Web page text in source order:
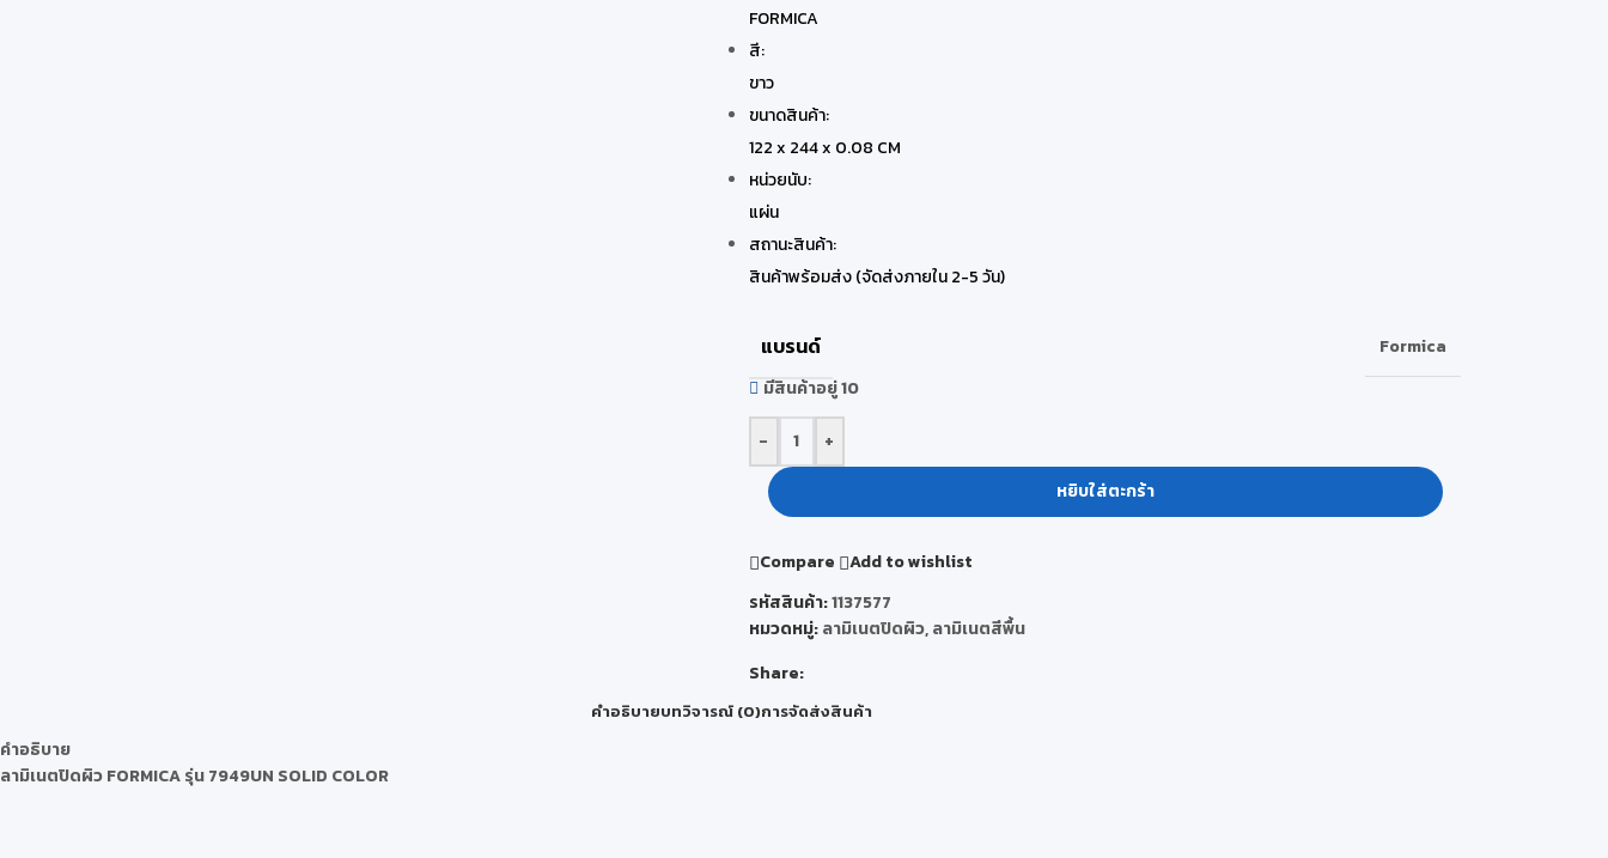
FORMICA
สี:
ขาว
ขนาดสินค้า:
122 x 244 x 0.08 CM
หน่วยนับ:
แผ่น
สถานะสินค้า:
สินค้าพร้อมส่ง (จัดส่งภายใน 2-5 วัน)
แบรนด์
Formica
มีสินค้าอยู่ 10
-
+
หยิบใส่ตะกร้า
Compare
Add to wishlist
รหัสสินค้า:1137577
หมวดหมู่:ลามิเนตปิดผิว,ลามิเนตสีพื้น
Share:
คำอธิบายบทวิจารณ์ (0)การจัดส่งสินค้า
คำอธิบาย
ลามิเนตปิดผิวFORMICA รุ่น 7949UN SOLID COLOR